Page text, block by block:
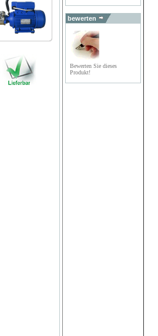
bewerten
Bewerten Sie dieses
Produkt!